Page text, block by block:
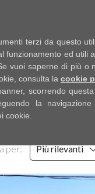
DELLA
per: Più rilevanti
terzi da questo
funzionamento ed utili
vuoi saperne di più o
consulta la cookie
scorrendo
la navigazione
cookie.